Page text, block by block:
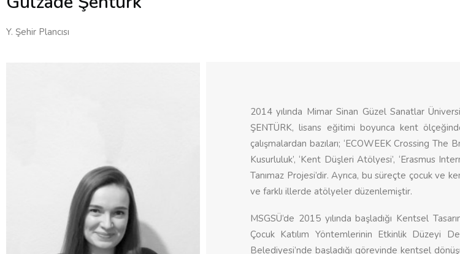
Y. Şehir Plancısı
2014 yılında Mimar Sinan Güzel Sanatlar
ŞENTÜRK, lisans eğitimi boyunca kent
çalışmalardan bazıları; ‘ECOWEEK Crossing
Kusurluluk’, ‘Kent Düşleri Atölyesi’, ‘Erasmus
Tanımaz Projesi’dir. Ayrıca, bu süreçte çocuk ve
ve farklı illerde atölyeler düzenlemiştir.
MSGSÜ’de 2015 yılında başladığı Kentsel
Çocuk Katılım Yöntemlerinin Etkinlik Düzeyi
Belediyesi’nde başladığı görevinde kentsel